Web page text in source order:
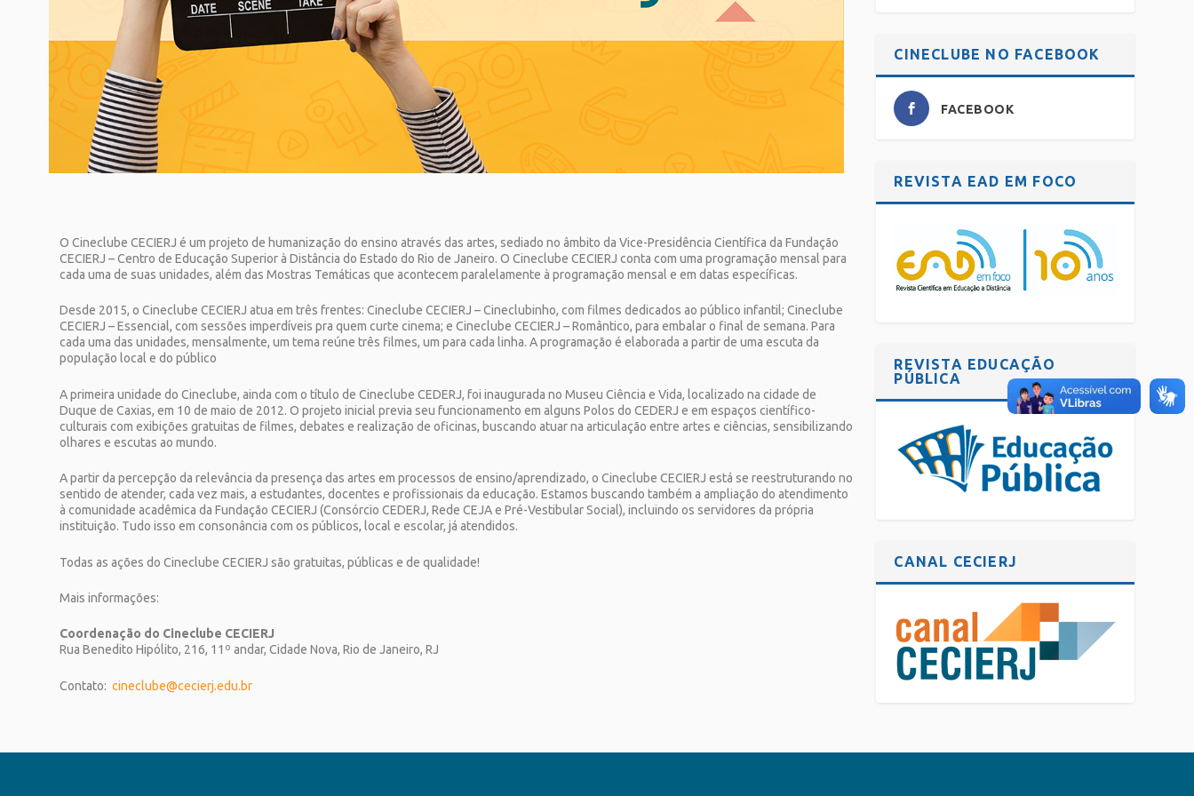
O Cineclube CECIERJ é um projeto de humanização do ensino através das artes, sediado no âmbito da Vice-Presidência Científica da Fundação
CECIERJ – Centro de Educação Superior à Distância do Estado do Rio de Janeiro. O Cineclube CECIERJ conta com uma programação mensal para
cada uma de suas unidades, além das Mostras Temáticas que acontecem paralelamente à programação mensal e em datas específicas.
Desde 2015, o Cineclube CECIERJ atua em três frentes: Cineclube CECIERJ – Cineclubinho, com filmes dedicados ao público infantil; Cineclube
CECIERJ – Essencial, com sessões imperdíveis pra quem curte cinema; e Cineclube CECIERJ – Romântico, para embalar o final de semana. Para
cada uma das unidades, mensalmente, um tema reúne três filmes, um para cada linha. A programação é elaborada a partir de uma escuta da
população local e do público
A primeira unidade do Cineclube, ainda com o título de Cineclube CEDERJ, foi inaugurada no Museu Ciência e Vida, localizado na cidade de
Duque de Caxias, em 10 de maio de 2012. O projeto inicial previa seu funcionamento em alguns Polos do CEDERJ e em espaços científico-
culturais com exibições gratuitas de filmes, debates e realização de oficinas, buscando atuar na articulação entre artes e ciências, sensibilizando
olhares e escutas ao mundo.
A partir da percepção da relevância da presença das artes em processos de ensino/aprendizado, o Cineclube CECIERJ está se reestruturando no
sentido de atender, cada vez mais, a estudantes, docentes e profissionais da educação. Estamos buscando também a ampliação do atendimento
à comunidade acadêmica da Fundação CECIERJ (Consórcio CEDERJ, Rede CEJA e Pré-Vestibular Social), incluindo os servidores da própria
instituição. Tudo isso em consonância com os públicos, local e escolar, já atendidos.
Todas as ações do Cineclube CECIERJ são gratuitas, públicas e de qualidade!
Mais informações:
Coordenação do Cineclube CECIERJ
Rua Benedito Hipólito, 216, 11º andar, Cidade Nova, Rio de Janeiro, RJ
Contato:cineclube@cecierj.edu.br
CINECLUBE NO FACEBOOK
FACEBOOK
REVISTA EAD EM FOCO
REVISTA EDUCAÇÃO
PÚBLICA
CANAL CECIERJ